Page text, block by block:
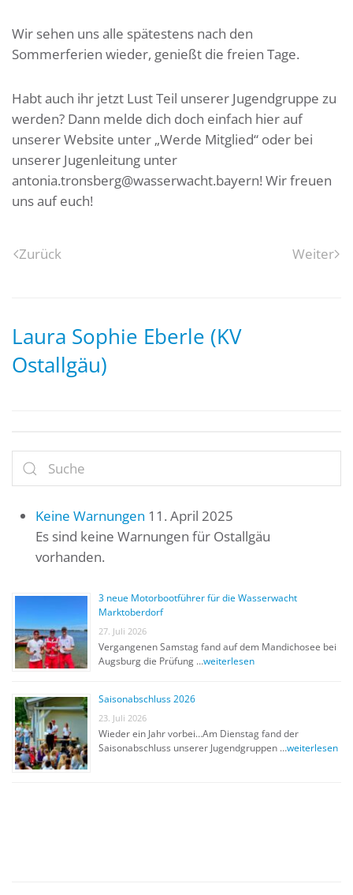
Wir sehen uns alle spätestens nach den
Sommerferien wieder, genießt die freien Tage.
Habt auch ihr jetzt Lust Teil unserer Jugendgruppe zu
werden? Dann melde dich doch einfach hier auf
unserer Website unter „Werde Mitglied“ oder bei
unserer Jugenleitung unter
antonia.tronsberg@wasserwacht.bayern! Wir freuen
uns auf euch!
Zurück Weiter
Laura Sophie Eberle (KV
Ostallgäu)
Keine Warnungen 11. April 2025
Es sind keine Warnungen für Ostallgäu
vorhanden.
3 neue Motorbootführer für die Wasserwacht
Marktoberdorf
27. Juli 2026
Vergangenen Samstag fand auf dem Mandichosee bei
Augsburg die Prüfung …weiterlesen
Saisonabschluss 2026
23. Juli 2026
Wieder ein Jahr vorbei…Am Dienstag fand der
Saisonabschluss unserer Jugendgruppen …weiterlesen